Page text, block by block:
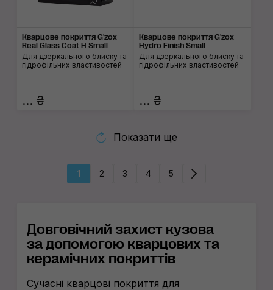
Кварцове покриття G'zox
Real Glass Coat H Small
Для дзеркального блиску та
гідрофільних властивостей
... ₴
Кварцове покриття G'zox
Hydro Finish Small
Для дзеркального блиску та
гідрофільних властивостей
... ₴
Показати ще
1 2 3 4 5
Довговічний захист кузова
за допомогою кварцових та
керамічних покриттів
Сучасні кварцові покриття для